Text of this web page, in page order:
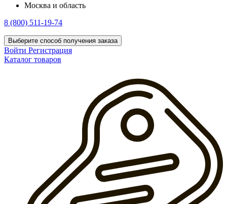
Москва и область
8 (800) 511-19-74
Выберите способ получения заказа
Войти Регистрация
Каталог товаров